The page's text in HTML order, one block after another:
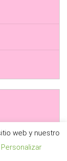
web y nuestro
Personalizar